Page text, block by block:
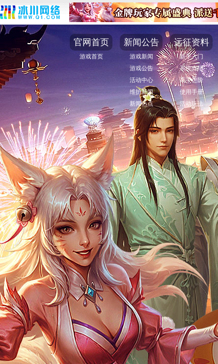
官网首页
游戏首页
新闻公告
游戏新闻
游戏公告
活动中心
维护新闻
新闻热点
远征资料
新手入门
系统介绍
高手进阶
使用手册
活动玩法